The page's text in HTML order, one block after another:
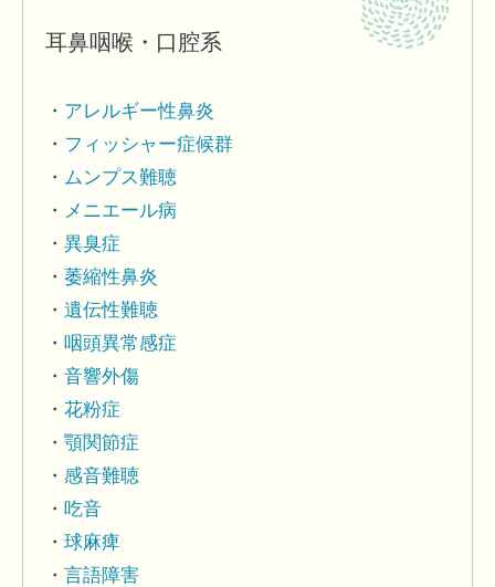
耳鼻咽喉・口腔系
アレルギー性鼻炎
フィッシャー症候群
ムンプス難聴
メニエール病
異臭症
萎縮性鼻炎
遺伝性難聴
咽頭異常感症
音響外傷
花粉症
顎関節症
感音難聴
吃音
球麻痺
言語障害